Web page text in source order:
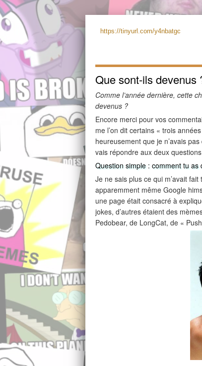
https://tinyurl.com/y4nbatgc
Que sont-ils devenus
Comme l’année dernière, cette
devenus ?
Encore merci pour vos
me l’on dit certains « trois
heureusement que je n’avais
vais répondre aux deux
Question simple : comment tu
Je ne sais plus ce qui m’avait
apparemment même Google
une page était consacré à
jokes, d’autres étaient des
Pedobear, de LongCat, de «